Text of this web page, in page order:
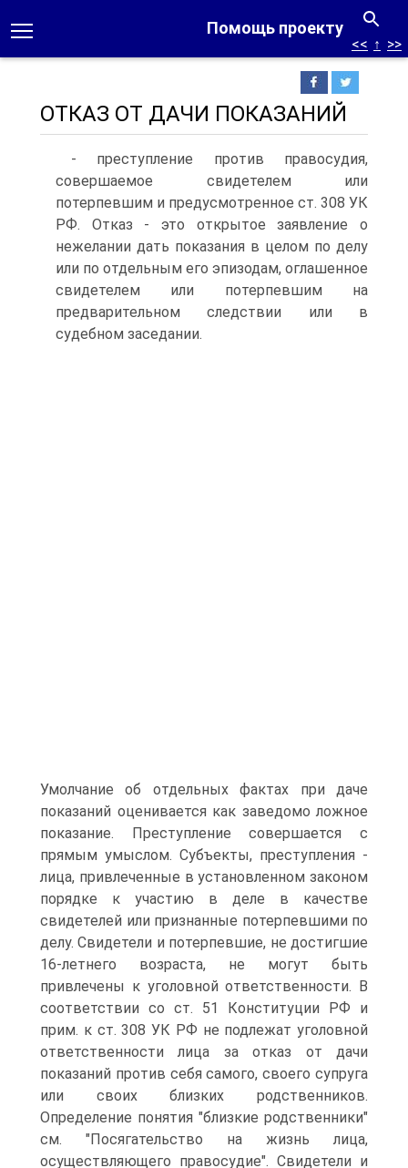
Помощь проекту
<< ↑ >>
ОТКАЗ ОТ ДАЧИ ПОКАЗАНИЙ
- преступление против правосудия,
совершаемое свидетелем или
потерпевшим и предусмотренное ст. 308 УК
РФ. Отказ - это открытое заявление о
нежелании дать показания в целом по делу
или по отдельным его эпизодам, оглашенное
свидетелем или потерпевшим на
предварительном следствии или в
судебном заседании.
Умолчание об отдельных фактах при даче
показаний оценивается как заведомо ложное
показание. Преступление совершается с
прямым умыслом. Субъекты, преступления -
лица, привлеченные в установленном законом
порядке к участию в деле в качестве
свидетелей или признанные потерпевшими по
делу. Свидетели и потерпевшие, не достигшие
16-летнего возраста, не могут быть
привлечены к уголовной ответственности. В
соответствии со ст. 51 Конституции РФ и
прим. к ст. 308 УК РФ не подлежат уголовной
ответственности лица за отказ от дачи
показаний против себя самого, своего супруга
или своих близких родственников.
Определение понятия "близкие родственники"
см. "Посягательство на жизнь лица,
осуществляющего правосудие". Свидетели и